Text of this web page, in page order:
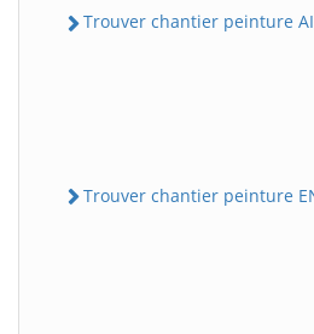
Trouver chantier peinture
Trouver chantier peinture